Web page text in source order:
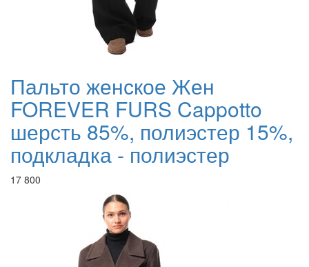
Пальто женское Жен
FOREVER FURS Cappotto
шерсть 85%, полиэстер 15%,
подкладка - полиэстер
17 800